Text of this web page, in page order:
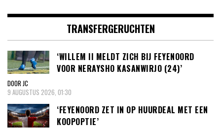
TRANSFERGERUCHTEN
‘WILLEM II MELDT ZICH BIJ FEYENOORD
VOOR NERAYSHO KASANWIRJO (24)’
DOOR JC
9 AUGUSTUS 2026, 01:30
‘FEYENOORD ZET IN OP HUURDEAL MET EEN
KOOPOPTIE’